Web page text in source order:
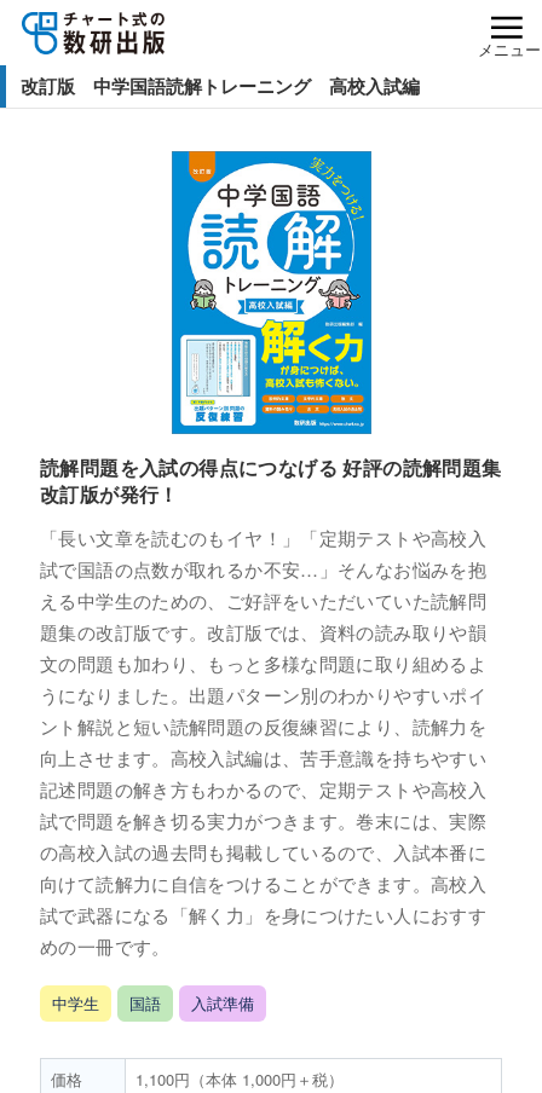
メニュー
改訂版 中学国語読解トレーニング 高校入試編
読解問題を入試の得点につなげる 好評の読解問題集
改訂版が発行！
「長い文章を読むのもイヤ！」「定期テストや高校入
試で国語の点数が取れるか不安…」そんなお悩みを抱
える中学生のための、ご好評をいただいていた読解問
題集の改訂版です。改訂版では、資料の読み取りや韻
文の問題も加わり、もっと多様な問題に取り組めるよ
うになりました。出題パターン別のわかりやすいポイ
ント解説と短い読解問題の反復練習により、読解力を
向上させます。高校入試編は、苦手意識を持ちやすい
記述問題の解き方もわかるので、定期テストや高校入
試で問題を解き切る実力がつきます。巻末には、実際
の高校入試の過去問も掲載しているので、入試本番に
向けて読解力に自信をつけることができます。高校入
試で武器になる「解く力」を身につけたい人におすす
めの一冊です。
中学生 国語 入試準備
価格
1,100円（本体 1,000円＋税）